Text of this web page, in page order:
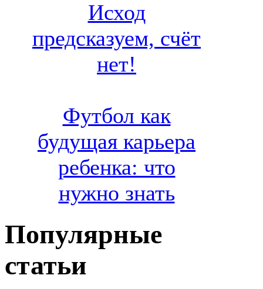
Исход
предсказуем, счёт
нет!
Футбол как
будущая карьера
ребенка: что
нужно знать
Популярные
статьи